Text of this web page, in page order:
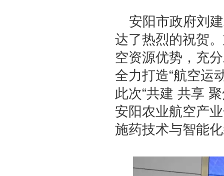
安阳市政府刘
达了热烈的祝贺
空资源优势，充
全力打造“航空运
此次“共建 共享
安阳农业航空产
施药技术与智能